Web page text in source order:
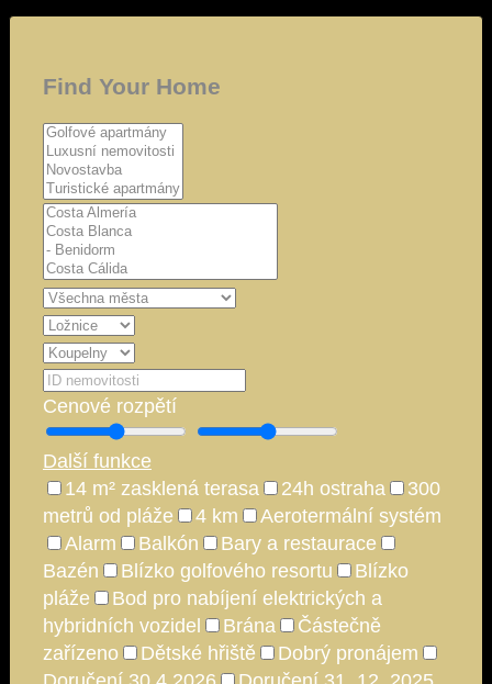
Find Your Home
Cenové rozpětí
Další funkce
14 m² zasklená terasa
24h ostraha
300
metrů od pláže
4 km
Aerotermální systém
Alarm
Balkón
Bary a restaurace
Bazén
Blízko golfového resortu
Blízko
pláže
Bod pro nabíjení elektrických a
hybridních vozidel
Brána
Částečně
zařízeno
Dětské hřiště
Dobrý pronájem